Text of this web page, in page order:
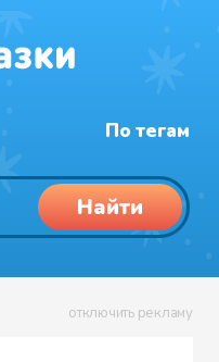
По тегам
Найти
отключить рекламу